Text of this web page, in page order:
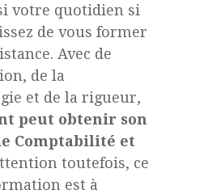
votre quotidien si
de vous former
Avec de
de la
et de la rigueur,
peut obtenir son
Comptabilité et
toutefois, ce
est à